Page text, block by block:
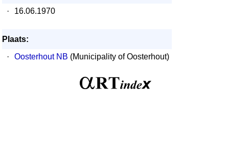
·
16.06.1970
Plaats:
·
Oosterhout NB (Municipality of Oosterhout)